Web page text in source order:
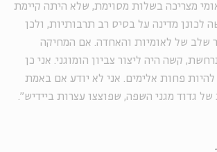
מצריכה בשלות מסוימת, שלא היתה קיימת
ה-70. קשה לכונן מדינה על בסיס רב תרבותיות, ולכן
שלב של לאומיות והאחדה. אם המחיקה
קשה היה ליצור צביון הומוגני. אני כן
פחות אלימים. אני לא יודע אם באמת
של גדוד מגני השפה, שפוצצו עצרות ביידיש".